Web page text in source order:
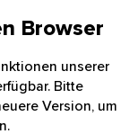
Browser
unserer
Bitte
Version, um